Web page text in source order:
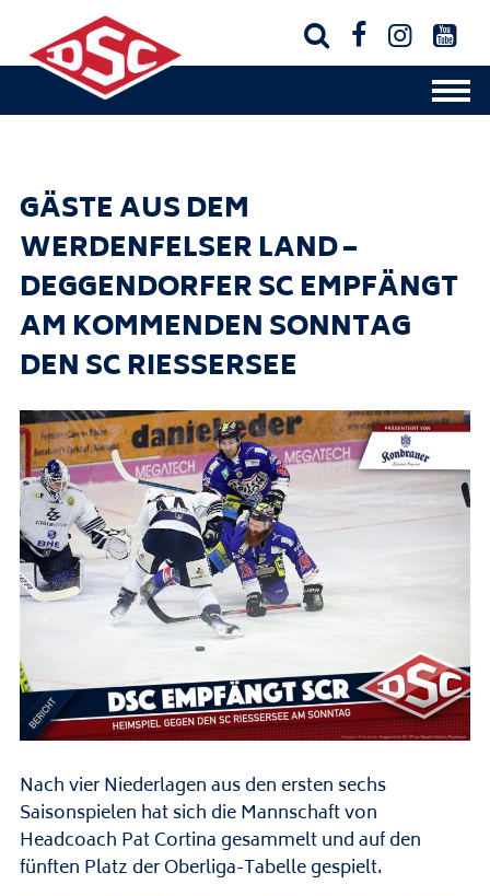
   
GÄSTE AUS DEM
WERDENFELSER LAND –
DEGGENDORFER SC EMPFÄNGT
AM KOMMENDEN SONNTAG
DEN SC RIESSERSEE
Nach vier Niederlagen aus den ersten sechs
Saisonspielen hat sich die Mannschaft von
Headcoach Pat Cortina gesammelt und auf den
fünften Platz der Oberliga-Tabelle gespielt.